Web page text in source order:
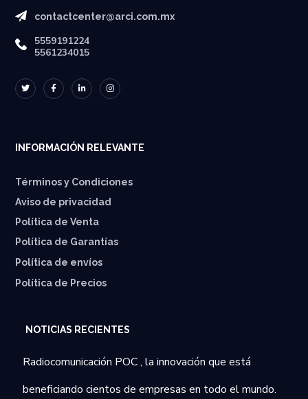
contactcenter@arci.com.mx
5559191224
5561234015
INFORMACIÓN RELEVANTE
Términos y Condiciones
Aviso de privacidad
Política de Venta
Política de Garantías
⁠Política de envíos
Política de Precios
NOTICIAS RECIENTES
Radiocomunicación POC , la innovación que está
beneficiando cientos de empresas en todo el mundo.